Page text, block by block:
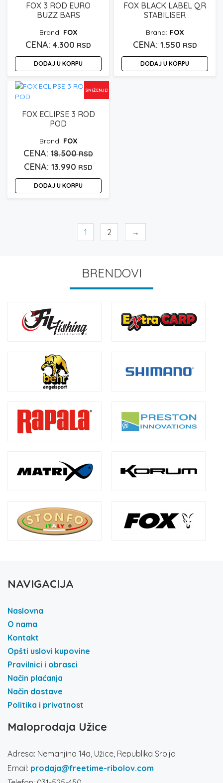
FOX 3 ROD EURO
BUZZ BARS
FOX
4.300 RSD
DODAJ U KORPU
FOX BLACK LABEL QR
STABILISER
FOX
1.550 RSD
DODAJ U KORPU
SNIŽENJE!
FOX ECLIPSE 3 ROD
POD
FOX
18.500RSDOriginalna
je
bila:
13.990 RSD
cena
je:
DODAJ U KORPU
1 2 →
BRENDOVI
NAVIGACIJA
Naslovna
O nama
Kontakt
Opšti uslovi kupovine
Pravilnici i obrasci
Način plaćanja
Način dostave
Politika i privatnost
Maloprodaja Užice
Adresa: Nemanjina 14a, Užice, Republika Srbija
Email: prodaja@freetime-ribolov.com